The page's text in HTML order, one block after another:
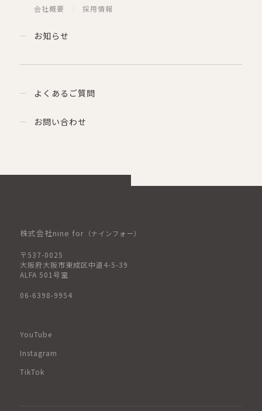
会社概要 採用情報
お知らせ
よくあるご質問
お問い合わせ
株式会社nine for （ナインフォー）
〒537-0025
大阪府大阪市東成区中道4-5-39
ALFA 501号室
06-6398-9954
YouTube
Instagram
TikTok